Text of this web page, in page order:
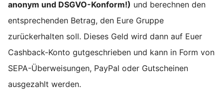
anonym und DSGVO-Konform!) und berechnen den
entsprechenden Betrag, den Eure Gruppe
zurückerhalten soll. Dieses Geld wird dann auf Euer
Cashback-Konto gutgeschrieben und kann in Form von
SEPA-Überweisungen, PayPal oder Gutscheinen
ausgezahlt werden.